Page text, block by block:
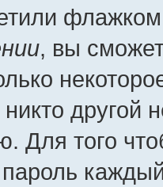
, вы
другой
Для того
пароль